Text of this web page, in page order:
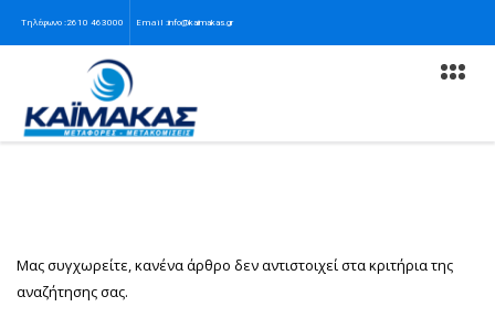
Τηλέφωνο :2610 463000 Email :info@kaimakas.gr
Μας συγχωρείτε, κανένα άρθρο δεν αντιστοιχεί στα κριτήρια της
αναζήτησης σας.